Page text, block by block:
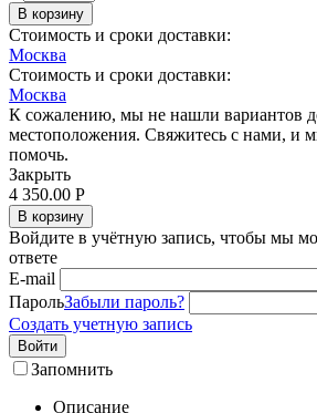
В корзину
Стоимость и сроки доставки:
Москва
Стоимость и сроки доставки:
Москва
К сожалению, мы не нашли вариантов
местоположения. Свяжитесь с нами, и
помочь.
Закрыть
4 350.00 Р
В корзину
Войдите в учётную запись, чтобы мы
ответе
E-mail
ПарольЗабыли пароль?
Создать учетную запись
Войти
Запомнить
Описание